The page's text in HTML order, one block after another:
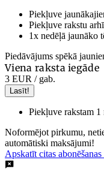
Piekļuve
Piekļuve rakstu
1x nedēļā jaunāko
Piedāvājums spēkā
Viena raksta iegāde
3 EUR / gab.
Lasīt!
Piekļuve rakstam 1
Noformējot pirkumu,
automātiski maksājumi!
Apskatīt citas abonēšanas